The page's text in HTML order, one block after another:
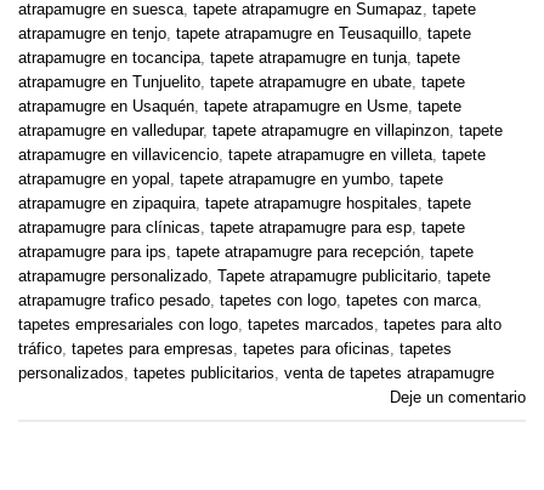
atrapamugre en suesca, tapete atrapamugre en Sumapaz, tapete
atrapamugre en tenjo, tapete atrapamugre en Teusaquillo, tapete
atrapamugre en tocancipa, tapete atrapamugre en tunja, tapete
atrapamugre en Tunjuelito, tapete atrapamugre en ubate, tapete
atrapamugre en Usaquén, tapete atrapamugre en Usme, tapete
atrapamugre en valledupar, tapete atrapamugre en villapinzon, tapete
atrapamugre en villavicencio, tapete atrapamugre en villeta, tapete
atrapamugre en yopal , tapete atrapamugre en yumbo, tapete
atrapamugre en zipaquira, tapete atrapamugre hospitales, tapete
atrapamugre para clínicas, tapete atrapamugre para esp, tapete
atrapamugre para ips, tapete atrapamugre para recepción, tapete
atrapamugre personalizado, Tapete atrapamugre publicitario, tapete
atrapamugre trafico pesado, tapetes con logo, tapetes con marca,
tapetes empresariales con logo, tapetes marcados, tapetes para alto
tráfico, tapetes para empresas, tapetes para oficinas, tapetes
personalizados, tapetes publicitarios, venta de tapetes atrapamugre
Deje un comentario